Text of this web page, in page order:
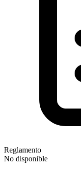
Reglamento
No disponible